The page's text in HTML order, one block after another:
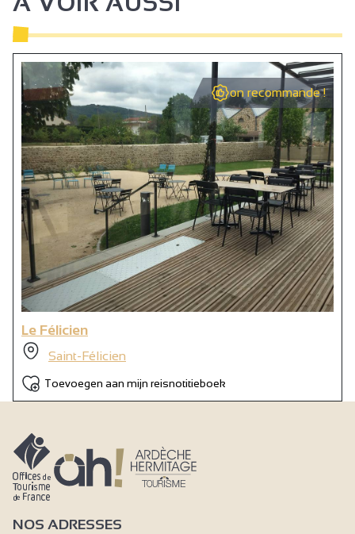
Geen hobbels > 2 cm
Minimale doorgang 90 cm
Deurbreedte > 77 cm
Lift (80 x 130 cm) en deur >= 77 cm
Ontvangstdesk 70 à 80 cm hoog
Hoogte onder tafel >= 70 cm breedte >= 77 cm
WC + handgreep + circulatieruimte
Bed, wc... 46 à 50 cm hoog
Bed toegankelijk van minstens een kant 90 cm
Gereserveerde kamer
Terrein, gebouw volledig toegankelijk
Airco
on recommande !
Le Félicien
Saint-Félicien
Toevoegen aan mijn reisnotitieboek
NOS ADRESSES